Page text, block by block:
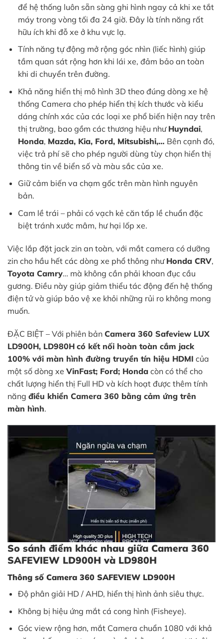
để hệ thống luôn sẵn sàng ghi hình ngay cả khi xe tắt
máy trong vòng tối đa 24 giờ. Đây là tính năng rất
hữu ích khi đỗ xe ở khu vực lạ.
Tính năng tự động mở rộng góc nhìn (liếc hình) giúp
tầm quan sát rộng hơn khi lái xe, đảm bảo an toàn
khi di chuyển trên đường.
Khả năng hiển thị mô hình 3D theo đúng dòng xe hệ
thống Camera cho phép hiển thị kích thước và kiểu
dáng chính xác của các loại xe phổ biến hiện nay trên
thị trường, bao gồm các thương hiệu như Huyndai,
Honda, Mazda, Kia, Ford, Mitsubishi,… Bên cạnh đó,
việc trả phí sẽ cho phép người dùng tùy chọn hiển thị
thông tin về biển số và màu sắc của xe.
Giữ cảm biến va chạm gốc trên màn hình nguyên
bản.
Cam lề trái – phải có vạch kẻ căn tấp lề chuẩn đặc
biệt tránh xước mâm, hư hại lốp xe.
Việc lắp đặt jack zin an toàn, với mắt camera có dưỡng
zin cho hầu hết các dòng xe phổ thông như Honda CRV,
Toyota Camry… mà không cần phải khoan đục cầu
gương. Điều này giúp giảm thiểu tác động đến hệ thống
điện tử và giúp bảo vệ xe khỏi những rủi ro không mong
muốn.
ĐẶC BIỆT – Với phiên bản Camera 360 Safeview LUX
LD900H, LD980H có kết nối hoàn toàn cắm jack
100% với màn hình đường truyền tín hiệu HDMI của
một số dòng xe VinFast; Ford; Honda còn có thể cho
chất lượng hiển thị Full HD và kích hoạt được thêm tính
năng điều khiển Camera 360 bằng cảm ứng trên
màn hình.
So sánh điểm khác nhau giữa Camera 360
SAFEVIEW LD900H và LD980H
Thông số Camera 360 SAFEVIEW LD900H
Độ phân giải HD / AHD, hiển thị hình ảnh siêu thực.
Không bị hiệu ứng mắt cá cong hình (Fisheye).
Góc view rộng hơn, mắt Camera chuẩn 1080 với khả